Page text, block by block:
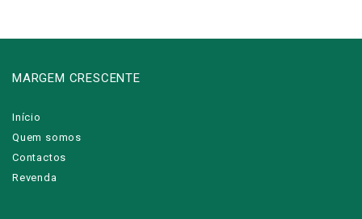
MARGEM CRESCENTE
Início
Quem somos
Contactos
Revenda